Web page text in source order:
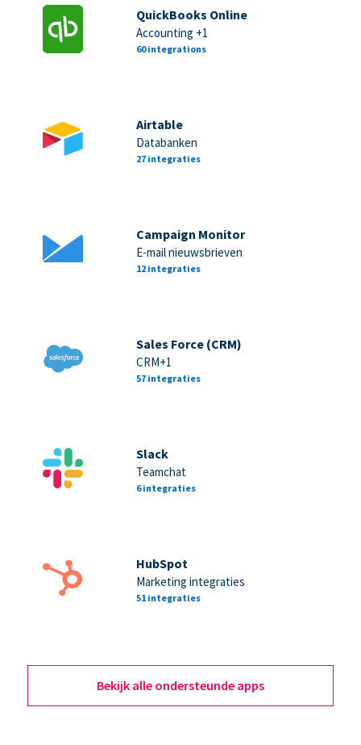
QuickBooks Online
Accounting +1
60 integrations
Airtable
Databanken
27 integraties
Campaign Monitor
E-mail nieuwsbrieven
12 integraties
Sales Force (CRM)
CRM+1
57 integraties
Slack
Teamchat
6 integraties
HubSpot
Marketing integraties
51 integraties
Bekijk alle ondersteunde apps